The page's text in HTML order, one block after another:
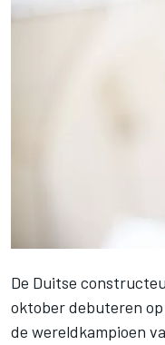
De Duitse
oktober debuteren op
de wereldkampioen